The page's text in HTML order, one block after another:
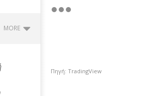
MORE
Πηγή: TradingView